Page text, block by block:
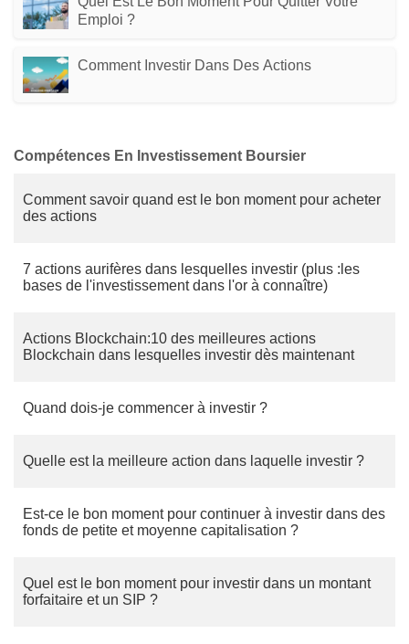
Emploi ?
Comment Investir Dans Des Actions
Compétences En Investissement Boursier
Comment savoir quand est le bon moment pour acheter
des actions
7 actions aurifères dans lesquelles investir (plus :les
bases de l'investissement dans l'or à connaître)
Actions Blockchain:10 des meilleures actions
Blockchain dans lesquelles investir dès maintenant
Quand dois-je commencer à investir ?
Quelle est la meilleure action dans laquelle investir ?
Est-ce le bon moment pour continuer à investir dans des
fonds de petite et moyenne capitalisation ?
Quel est le bon moment pour investir dans un montant
forfaitaire et un SIP ?